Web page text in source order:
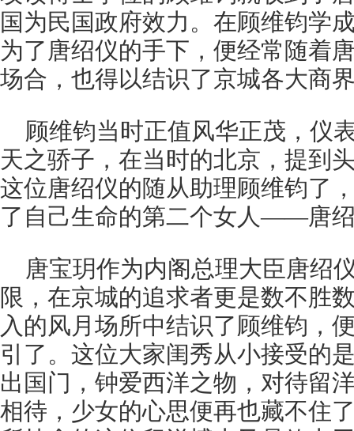
国为民国政府效力。在顾维钧学
为了唐绍仪的手下，便经常随着
场合，也得以结识了京城各大商
顾维钧当时正值风华正茂，仪
天之骄子，在当时的北京，提到
这位唐绍仪的随从助理顾维钧了
了自己生命的第二个女人——唐
唐宝玥作为内阁总理大臣唐绍
限，在京城的追求者更是数不胜
入的风月场所中结识了顾维钧，
引了。这位大家闺秀从小接受的
出国门，钟爱西洋之物，对待留
相待，少女的心思便再也藏不住